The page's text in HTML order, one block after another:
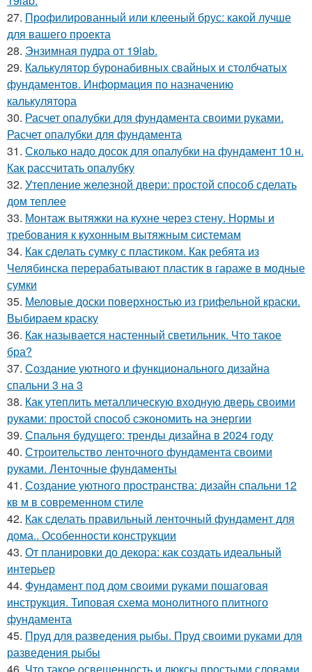
27. Профилированный или клееный брус: какой лучше
для вашего проекта
28. Энзимная пудра от 19lab.
29. Калькулятор буронабивных свайных и столбчатых
фундаментов. Информация по назначению
калькулятора
30. Расчет опалубки для фундамента своими руками.
Расчет опалубки для фундамента
31. Сколько надо досок для опалубки на фундамент 10 н.
Как рассчитать опалубку
32. Утепление железной двери: простой способ сделать
дом теплее
33. Монтаж вытяжки на кухне через стену. Нормы и
требования к кухонным вытяжным системам
34. Как сделать сумку с пластиком. Как ребята из
Челябинска перерабатывают пластик в гараже в модные
сумки
35. Меловые доски поверхностью из грифельной краски.
Выбираем краску
36. Как называется настенный светильник. Что такое
бра?
37. Создание уютного и функционального дизайна
спальни 3 на 3
38. Как утеплить металлическую входную дверь своими
руками: простой способ сэкономить на энергии
39. Спальня будущего: тренды дизайна в 2024 году
40. Строительство ленточного фундамента своими
руками. Ленточные фундаменты
41. Создание уютного пространства: дизайн спальни 12
кв м в современном стиле
42. Как сделать правильный ленточный фундамент для
дома.. Особенности конструкции
43. От планировки до декора: как создать идеальный
интерьер
44. Фундамент под дом своими руками пошаговая
инструкция. Типовая схема монолитного плитного
фундамента
45. Пруд для разведения рыбы. Пруд своими руками для
разведения рыбы
46. Что такое освещенность и люксы простыми словами.